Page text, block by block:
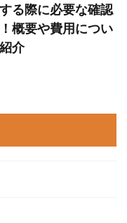
る際に必要な確認
概要や費用につい
介